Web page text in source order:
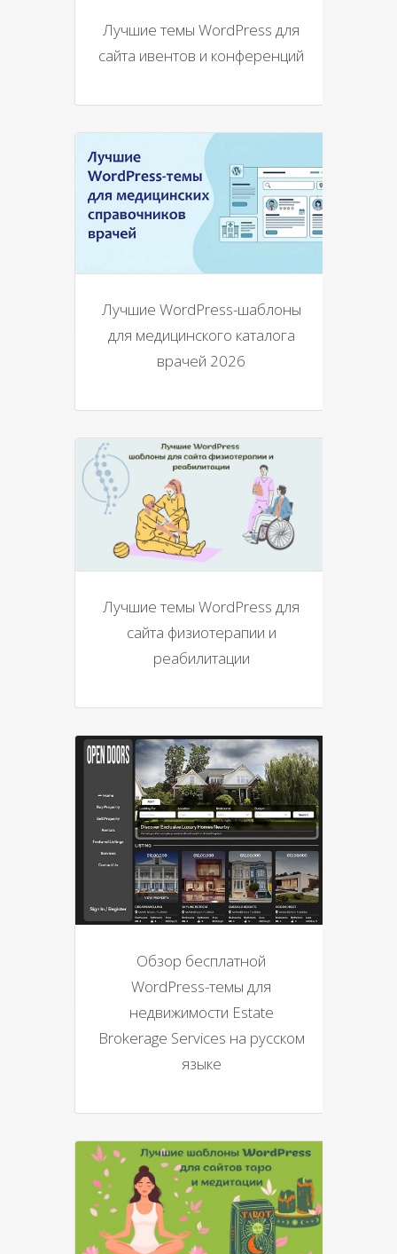
Лучшие темы WordPress для
сайта ивентов и конференций
Лучшие WordPress-шаблоны
для медицинского каталога
врачей 2026
Лучшие темы WordPress для
сайта физиотерапии и
реабилитации
Обзор бесплатной
WordPress-темы для
недвижимости Estate
Brokerage Services на русском
языке